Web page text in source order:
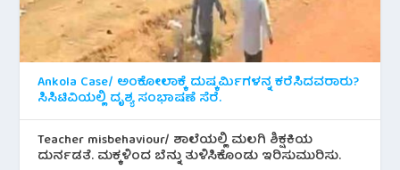
Ankola Case/ ಅಂಕೋಲಾಕ್ಕೆ ದುಷ್ಕರ್ಮಿಗಳನ್ನ ಕರೆಸಿದವರಾರು?
ಸಿಸಿಟಿವಿಯಲ್ಲಿ ದೃಶ್ಯ ಸಂಭಾಷಣೆ ಸೆರೆ.
Teacher misbehaviour/ ಶಾಲೆಯಲ್ಲಿ ಮಲಗಿ ಶಿಕ್ಷಕಿಯ
ದುರ್ನಡತೆ. ಮಕ್ಕಳಿಂದ ಬೆನ್ನು ತುಳಿಸಿಕೊಂಡು ಇರಿಸುಮುರಿಸು.